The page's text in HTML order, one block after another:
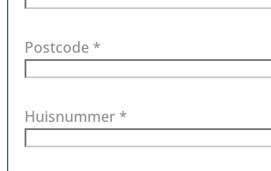
Postcode *
Huisnummer *